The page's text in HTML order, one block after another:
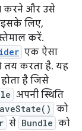
करने और उसे
इसके लिए,
करें.
एक ऐसा
तय करता है. यह
है जिसे
अपनी स्थिति
को
से Bundle को